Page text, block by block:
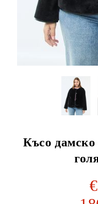
Късо дамско